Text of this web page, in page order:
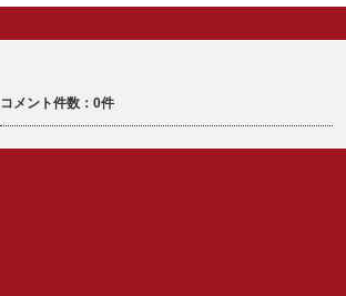
コメント件数：0件